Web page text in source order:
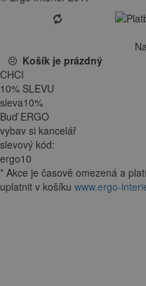
Košík je prázdný
CHCI
10% SLEVU
sleva10%
Buď ERGO
vybav si kancelář
slevový kód:
ergo10
* Akce je časově omezená a
uplatnit v košíku www.ergo-